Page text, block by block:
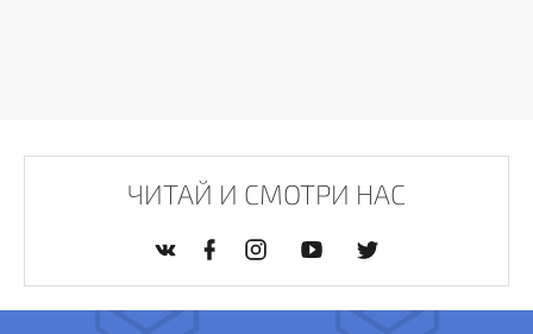
ЧИТАЙ И СМОТРИ НАС